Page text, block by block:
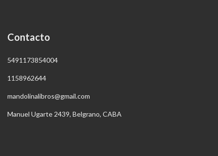
Contacto
5491173854004
1158962644
mandolinalibros@gmail.com
Manuel Ugarte 2439, Belgrano, CABA